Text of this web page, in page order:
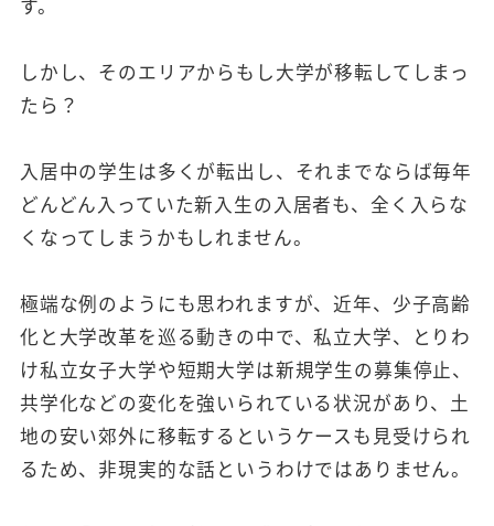
しかし、そのエリアからもし大学が移転してしまっ
たら？
入居中の学生は多くが転出し、それまでならば毎年
どんどん入っていた新入生の入居者も、全く入らな
くなってしまうかもしれません。
極端な例のようにも思われますが、近年、少子高齢
化と大学改革を巡る動きの中で、私立大学、とりわ
け私立女子大学や短期大学は新規学生の募集停止、
共学化などの変化を強いられている状況があり、土
地の安い郊外に移転するというケースも見受けられ
るため、非現実的な話というわけではありません。